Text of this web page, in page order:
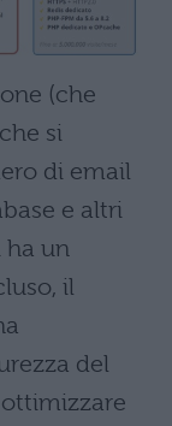
(che
si
di email
e altri
ha un
il
del